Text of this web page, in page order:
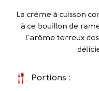
La crème à cuisson
à ce bouillon de
l’arôme terreux
Portions :